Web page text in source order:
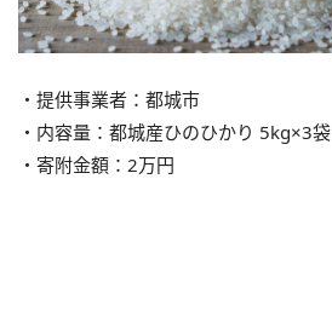
・提供事業者：都城市
・内容量：都城産ひのひかり 5kg×3袋
・寄附金額：2万円